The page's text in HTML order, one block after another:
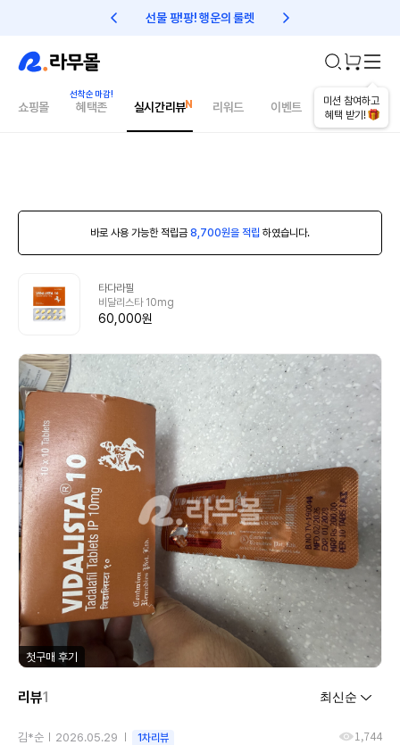
선물 팡!팡! 행운의 룰렛 친구초대 1만원 리워드!
미션 참여하고
혜택 받기!
쇼핑몰 혜택존 실시간리뷰 리워드 이벤트 건강매거진
바로 사용 가능한 적립금 8,700원을 적립 하였습니다.
타다라필
비달리스타 10mg
60,000원
첫구매 후기
리뷰1
김*순 2026.05.29 1차리뷰 1,744